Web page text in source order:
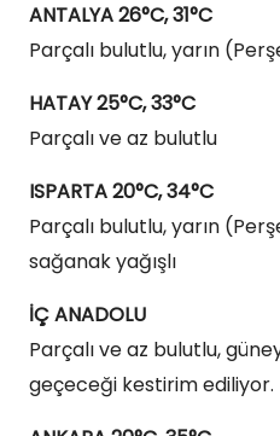
ANTALYA 26°C, 31°C
Parçalı bulutlu, yarın
HATAY 25°C, 33°C
Parçalı ve az bulutlu
ISPARTA 20°C, 34°C
Parçalı bulutlu, yarın
sağanak yağışlı
İÇ ANADOLU
Parçalı ve az bulutlu,
geçeceği kestirim ediliyor.